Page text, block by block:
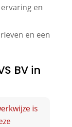
en
en een
BV in
is